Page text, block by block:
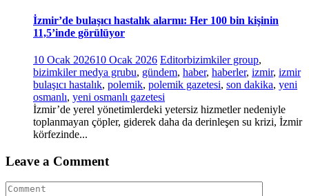
İzmir’de bulaşıcı hastalık alarmı: Her 100 bin kişinin
11,5’inde görülüyor
10 Ocak 202610 Ocak 2026 Editorbizimkiler group,
bizimkiler medya grubu, gündem, haber, haberler, izmir, izmir
bulaşıcı hastalık, polemik, polemik gazetesi, son dakika, yeni
osmanlı, yeni osmanlı gazetesi
İzmir’de yerel yönetimlerdeki yetersiz hizmetler nedeniyle
toplanmayan çöpler, giderek daha da derinleşen su krizi, İzmir
körfezinde...
Leave a Comment